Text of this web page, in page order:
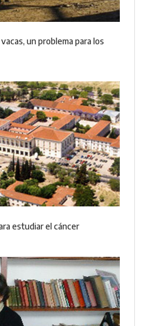
un problema para los
estudiar el cáncer